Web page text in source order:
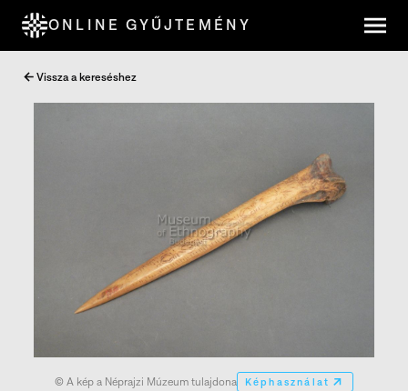
ONLINE GYŰJTEMÉNY
Vissza a kereséshez
© A kép a Néprajzi Múzeum tulajdona Képhasználat